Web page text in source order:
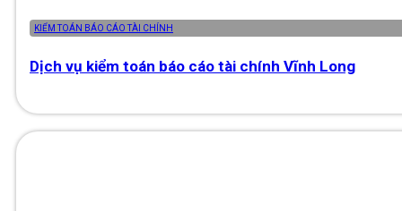
KIỂM TOÁN BÁO CÁO TÀI CHÍNH
Dịch vụ kiểm toán báo cáo tài chính Vĩnh Long